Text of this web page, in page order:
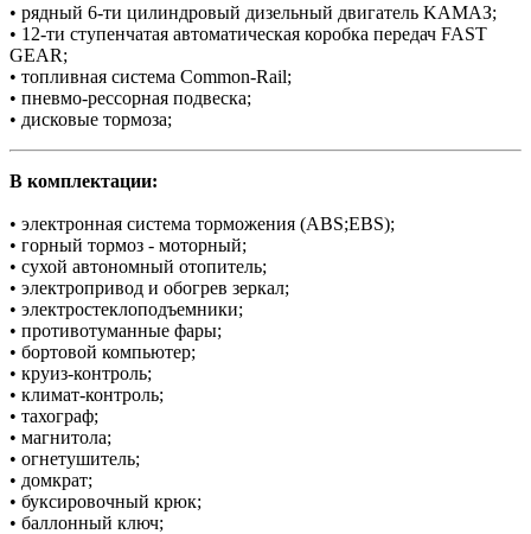
• рядный 6-ти цилиндровый дизельный двигатель KAMAЗ;
• 12-ти ступенчатая автоматическая коробка передач FAST
GEAR;
• топливная система Common-Rail;
• пневмо-рессорная подвеска;
• дисковые тормоза;
В комплектации:
• электронная система торможения (ABS;EBS);
• горный тормоз - моторный;
• сухой автономный отопитель;
• электропривод и обогрев зеркал;
• электростеклоподъемники;
• противотуманные фары;
• бортовой компьютер;
• круиз-контроль;
• климат-контроль;
• тахограф;
• магнитола;
• огнетушитель;
• домкрат;
• буксировочный крюк;
• баллонный ключ;